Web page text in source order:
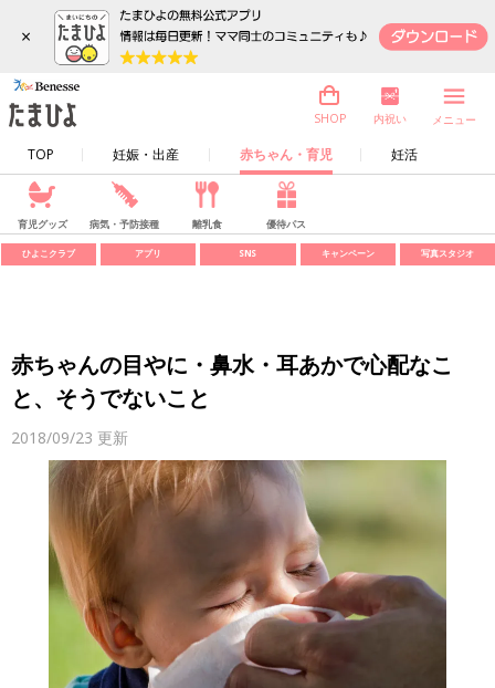
×
TOP 妊娠・出産 赤ちゃん・育児 妊活
SHOP 内祝い メニュー
育児グッズ 病気・予防接種 離乳食 優待パス
ひよこクラブ アプリ SNS キャンペーン 写真スタジオ
赤ちゃんの目やに・鼻水・耳あかで心配なこ
と、そうでないこと
2018/09/23 更新